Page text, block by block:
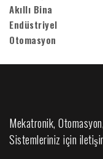
Mekatronik,
Sistemleriniz için